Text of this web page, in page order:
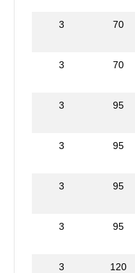
3 70
3 70
3 95
3 95
3 95
3 95
3 120